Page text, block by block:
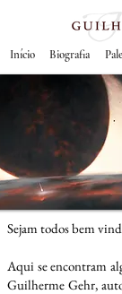
Biografia
Início
Sejam todos bem
Aqui se encontram
Guilherme Gehr,